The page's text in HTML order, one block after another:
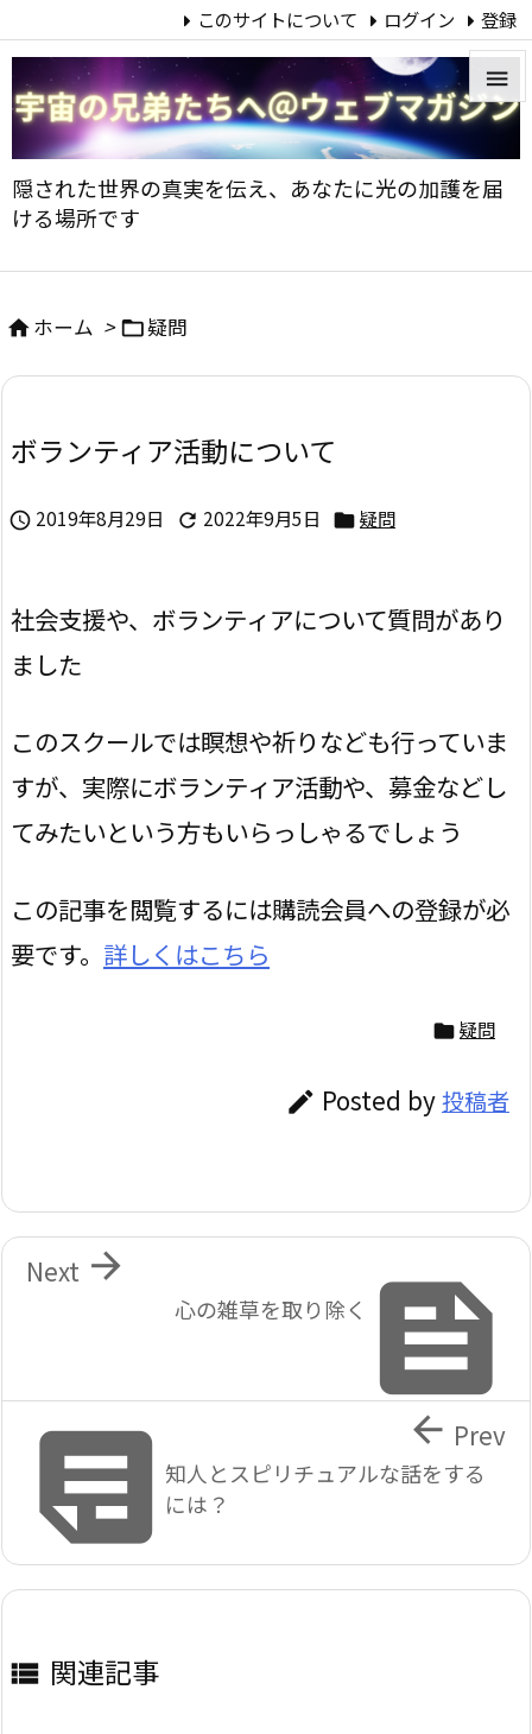
隠された世界の真実を伝え、あなたに光の加護を届
ける場所です


メニ


次へ
このサイトについて ログイン 登録
ホーム > 疑問
ボランティア活動について
 2019年8月29日  2022年9月5日  疑問
社会支援や、ボランティアについて質問があり
ました
このスクールでは瞑想や祈りなども行っていま
すが、実際にボランティア活動や、募金などし
てみたいという方もいらっしゃるでしょう
この記事を閲覧するには購読会員への登録が必
要です。 詳しくはこちら
 疑問
 Posted by投稿者

心の雑草を取り除く

Next
知人とスピリチュアルな話をする
には？
 Prev
 関連記事